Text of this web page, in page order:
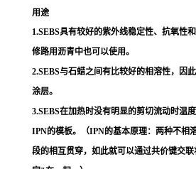
用途
1.SEBS具有较好的紫外线稳定性、抗氧性
修路用沥青中也可以使用。
2.SEBS与石蜡之间有比较好的相溶性，因
涂层。
3.SEBS在加热时没有明显的剪切流动时温
IPN的模板。（IPN的基本原理：两种不相
段的相互贯穿，如此就可以通过共价键交